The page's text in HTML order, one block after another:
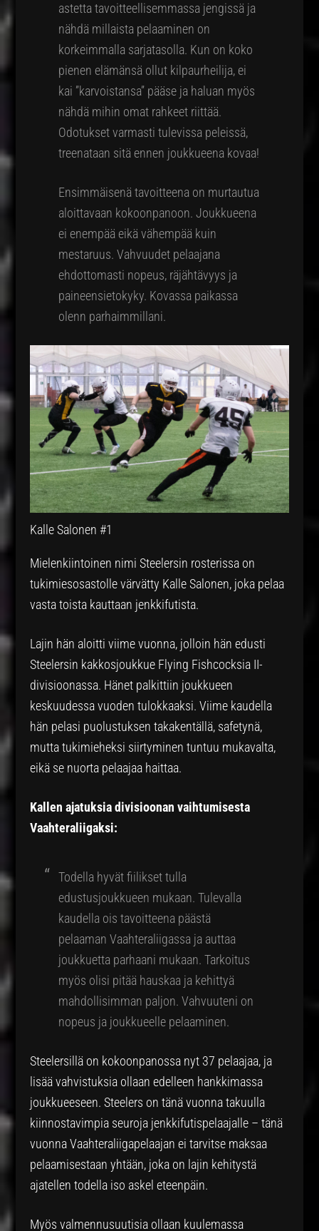
astetta tavoitteellisemmassa jengissä ja
nähdä millaista pelaaminen on
korkeimmalla sarjatasolla. Kun on koko
pienen elämänsä ollut kilpaurheilija, ei
kai ”karvoistansa” pääse ja haluan myös
nähdä mihin omat rahkeet riittää.
Odotukset varmasti tulevissa peleissä,
treenataan sitä ennen joukkueena kovaa!
Ensimmäisenä tavoitteena on murtautua
aloittavaan kokoonpanoon. Joukkueena
ei enempää eikä vähempää kuin
mestaruus. Vahvuudet pelaajana
ehdottomasti nopeus, räjähtävyys ja
paineensietokyky. Kovassa paikassa
olenn parhaimmillani.
Kalle Salonen #1
Mielenkiintoinen nimi Steelersin rosterissa on
tukimiesosastolle värvätty Kalle Salonen, joka pelaa
vasta toista kauttaan jenkkifutista.
Lajin hän aloitti viime vuonna, jolloin hän edusti
Steelersin kakkosjoukkue Flying Fishcocksia II-
divisioonassa. Hänet palkittiin joukkueen
keskuudessa vuoden tulokkaaksi. Viime kaudella
hän pelasi puolustuksen takakentällä, safetynä,
mutta tukimieheksi siirtyminen tuntuu mukavalta,
eikä se nuorta pelaajaa haittaa.
Kallen ajatuksia divisioonan vaihtumisesta
Vaahteraliigaksi:
Todella hyvät fiilikset tulla
edustusjoukkueen mukaan. Tulevalla
kaudella ois tavoitteena päästä
pelaaman Vaahteraliigassa ja auttaa
joukkuetta parhaani mukaan. Tarkoitus
myös olisi pitää hauskaa ja kehittyä
mahdollisimman paljon. Vahvuuteni on
nopeus ja joukkueelle pelaaminen.
Steelersillä on kokoonpanossa nyt 37 pelaajaa, ja
lisää vahvistuksia ollaan edelleen hankkimassa
joukkueeseen. Steelers on tänä vuonna takuulla
kiinnostavimpia seuroja jenkkifutispelaajalle – tänä
vuonna Vaahteraliigapelaajan ei tarvitse maksaa
pelaamisestaan yhtään, joka on lajin kehitystä
ajatellen todella iso askel eteenpäin.
Myös valmennusuutisia ollaan kuulemassa